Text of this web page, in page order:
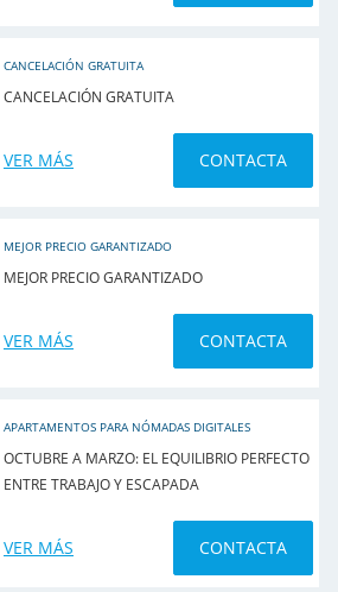
CANCELACIÓN GRATUITA
CANCELACIÓN GRATUITA
VER MÁS CONTACTA
MEJOR PRECIO GARANTIZADO
MEJOR PRECIO GARANTIZADO
VER MÁS CONTACTA
APARTAMENTOS PARA NÓMADAS DIGITALES
OCTUBRE A MARZO: EL EQUILIBRIO PERFECTO
ENTRE TRABAJO Y ESCAPADA
VER MÁS CONTACTA